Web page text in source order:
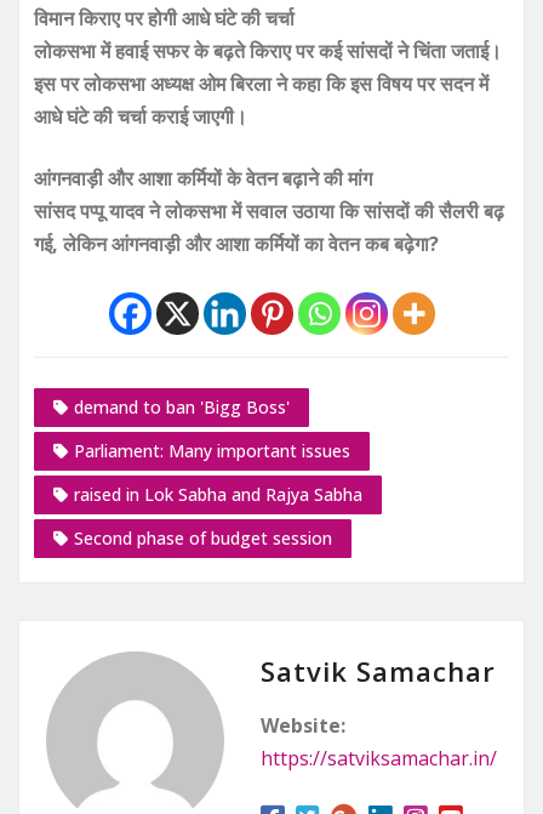
विमान किराए पर होगी आधे घंटे की चर्चा
लोकसभा में हवाई सफर के बढ़ते किराए पर कई सांसदों ने चिंता जताई।
इस पर लोकसभा अध्यक्ष ओम बिरला ने कहा कि इस विषय पर सदन में
आधे घंटे की चर्चा कराई जाएगी।
आंगनवाड़ी और आशा कर्मियों के वेतन बढ़ाने की मांग
सांसद पप्पू यादव ने लोकसभा में सवाल उठाया कि सांसदों की सैलरी बढ़
गई, लेकिन आंगनवाड़ी और आशा कर्मियों का वेतन कब बढ़ेगा?
demand to ban 'Bigg Boss'
Parliament: Many important issues
raised in Lok Sabha and Rajya Sabha
Second phase of budget session
Satvik Samachar
Website:
https://satviksamachar.in/